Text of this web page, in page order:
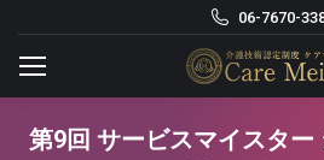
06-7670-
第9回 サービスマイスター